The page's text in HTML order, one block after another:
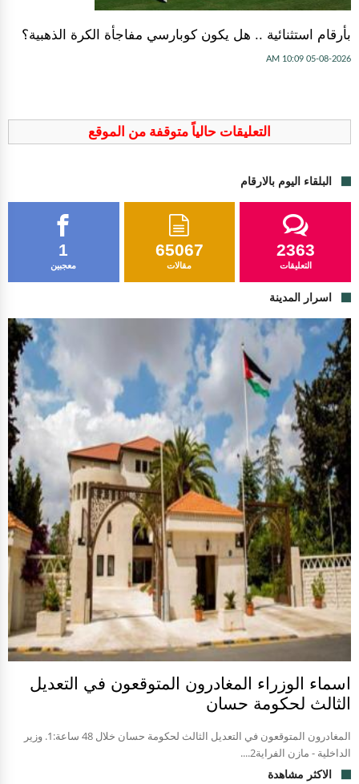
بأرقام استثنائية .. هل يكون كوبارسي مفاجأة الكرة الذهبية؟
05-08-2026 10:09 AM
التعليقات حالياً متوقفة من الموقع
البلقاء اليوم بالارقام
1
معجبين
65067
مقالات
2363
التعليقات
اسرار المدينة
اسماء الوزراء المغادرون المتوقعون في التعديل
الثالث لحكومة حسان
المغادرون المتوقعون في التعديل الثالث لحكومة حسان خلال 48 ساعة:1. وزير
الداخلية - مازن الفراية2....
الاكثر مشاهدة